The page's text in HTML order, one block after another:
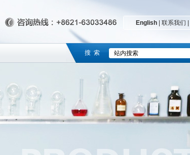
English| 联系我们
搜 索